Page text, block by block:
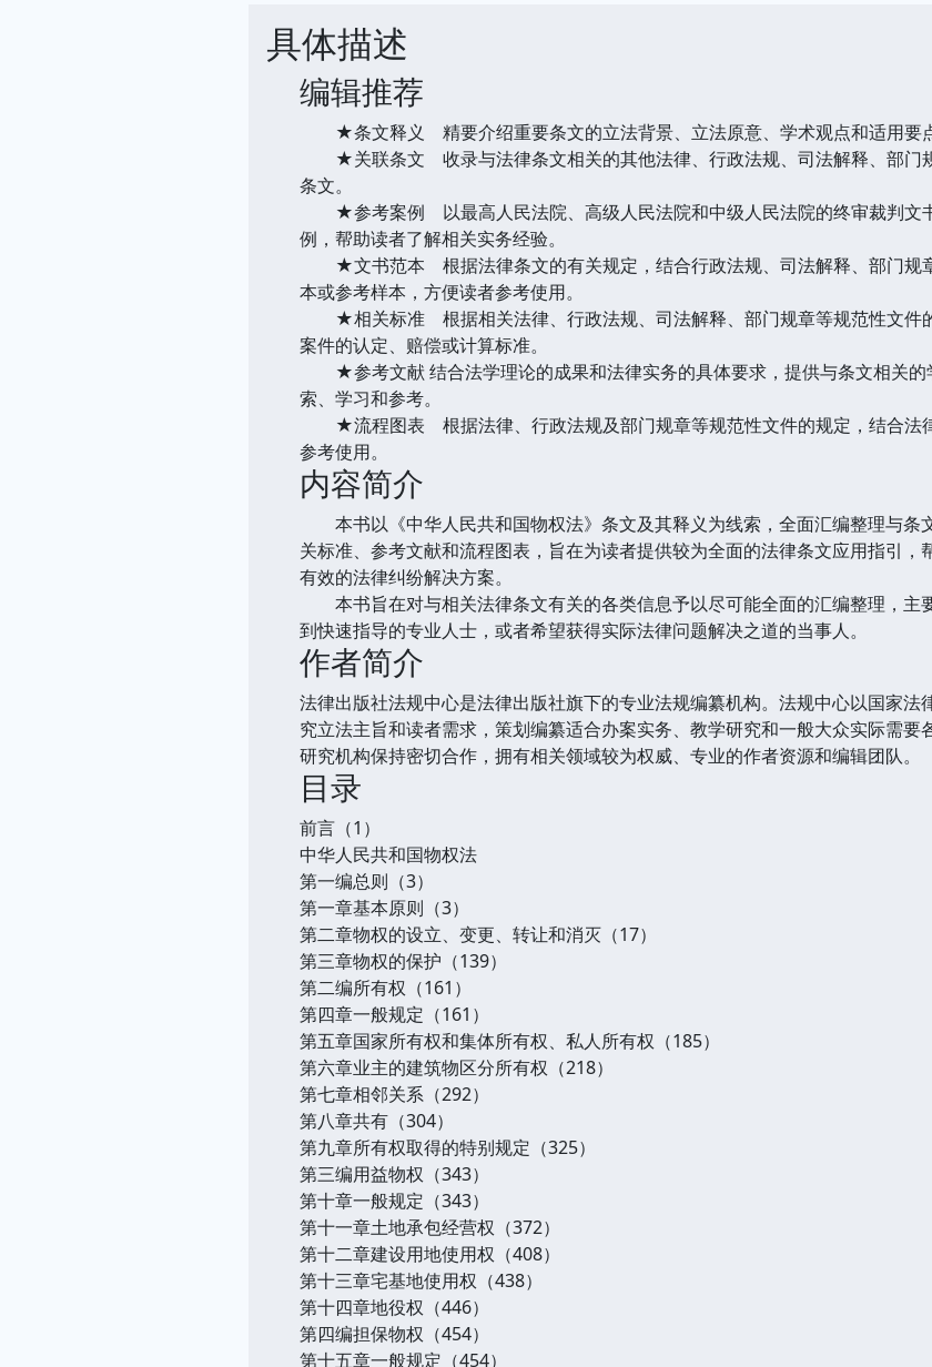
具体描述
编辑推荐
★条文释义 精要介绍重要条文的立法背景、立法原意、学术观点和适用要点
★关联条文 收录与法律条文相关的其他法律、行政法规、司法解释、部门
条文。
★参考案例 以最高人民法院、高级人民法院和中级人民法院的终审裁判文
例，帮助读者了解相关实务经验。
★文书范本 根据法律条文的有关规定，结合行政法规、司法解释、部门规
本或参考样本，方便读者参考使用。
★相关标准 根据相关法律、行政法规、司法解释、部门规章等规范性文件
案件的认定、赔偿或计算标准。
★参考文献 结合法学理论的成果和法律实务的具体要求，提供与条文相关的
索、学习和参考。
★流程图表 根据法律、行政法规及部门规章等规范性文件的规定，结合法
参考使用。
内容简介
本书以《中华人民共和国物权法》条文及其释义为线索，全面汇编整理与条
关标准、参考文献和流程图表，旨在为读者提供较为全面的法律条文应用指引
有效的法律纠纷解决方案。
本书旨在对与相关法律条文有关的各类信息予以尽可能全面的汇编整理，主
到快速指导的专业人士，或者希望获得实际法律问题解决之道的当事人。
作者简介
法律出版社法规中心是法律出版社旗下的专业法规编纂机构。法规中心以国家
究立法主旨和读者需求，策划编纂适合办案实务、教学研究和一般大众实际需
研究机构保持密切合作，拥有相关领域较为权威、专业的作者资源和编辑团队。
目录
前言（1）
中华人民共和国物权法
第一编总则（3）
第一章基本原则（3）
第二章物权的设立、变更、转让和消灭（17）
第三章物权的保护（139）
第二编所有权（161）
第四章一般规定（161）
第五章国家所有权和集体所有权、私人所有权（185）
第六章业主的建筑物区分所有权（218）
第七章相邻关系（292）
第八章共有（304）
第九章所有权取得的特别规定（325）
第三编用益物权（343）
第十章一般规定（343）
第十一章土地承包经营权（372）
第十二章建设用地使用权（408）
第十三章宅基地使用权（438）
第十四章地役权（446）
第四编担保物权（454）
第十五章一般规定（454）